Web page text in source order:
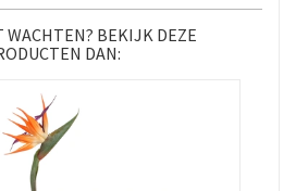
WACHTEN? BEKIJK DEZE
DAN: